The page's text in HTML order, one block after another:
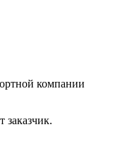
компании
заказчик.